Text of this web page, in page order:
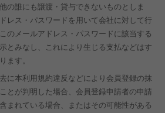
の誰にも譲渡・貸与できないものとしま
レス・パスワードを用いて会社に対して行
のメールアドレス・パスワードに該当する
とみなし、これにより生じる支払などはす
ます。
に本利用規約違反などにより会員登録の抹
とが判明した場合、会員登録申請者の申請
まれている場合、またはその可能性がある